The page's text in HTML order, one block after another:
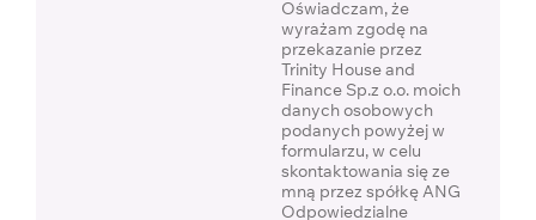
Oświadczam, że
wyrażam zgodę na
przekazanie przez
Trinity House and
Finance Sp.z o.o. moich
danych osobowych
podanych powyżej w
formularzu, w celu
skontaktowania się ze
mną przez spółkę ANG
Odpowiedzialne